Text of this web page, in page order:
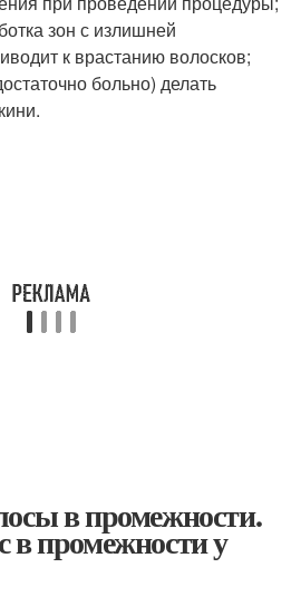
зон с излишней
к врастанию волосков;
больно) делать
в промежности.
в промежности у